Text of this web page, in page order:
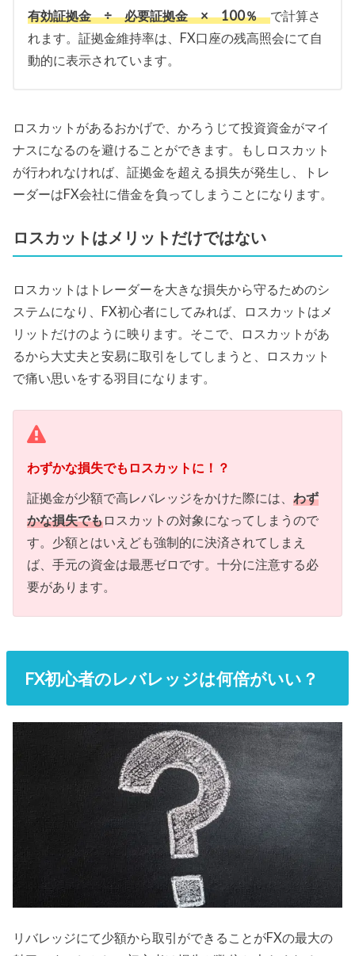
有効証拠金 ÷ 必要証拠金 × 100％で計算さ
れます。証拠金維持率は、FX口座の残高照会にて自
動的に表示されています。
ロスカットがあるおかげで、かろうじて投資資金がマイ
ナスになるのを避けることができます。もしロスカット
が行われなければ、証拠金を超える損失が発生し、トレ
ーダーはFX会社に借金を負ってしまうことになります。
ロスカットはメリットだけではない
ロスカットはトレーダーを大きな損失から守るためのシ
ステムになり、FX初心者にしてみれば、ロスカットはメ
リットだけのように映ります。そこで、ロスカットがあ
るから大丈夫と安易に取引をしてしまうと、ロスカット
で痛い思いをする羽目になります。
わずかな損失でもロスカットに！？
証拠金が少額で高レバレッジをかけた際には、わず
かな損失でもロスカットの対象になってしまうので
す。少額とはいえども強制的に決済されてしまえ
ば、手元の資金は最悪ゼロです。十分に注意する必
要があります。
FX初心者のレバレッジは何倍がいい？
リバレッジにて少額から取引ができることがFXの最大の